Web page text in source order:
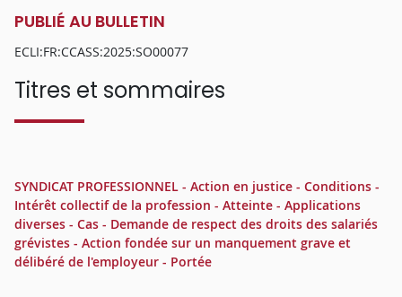
PUBLIÉ AU BULLETIN
ECLI:FR:CCASS:2025:SO00077
Titres et sommaires
SYNDICAT PROFESSIONNEL - Action en justice - Conditions -
Intérêt collectif de la profession - Atteinte - Applications
diverses - Cas - Demande de respect des droits des salariés
grévistes - Action fondée sur un manquement grave et
délibéré de l'employeur - Portée